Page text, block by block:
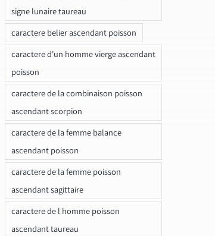
signe lunaire taureau
caractere belier ascendant poisson
caractere d'un homme vierge ascendant
poisson
caractere de la combinaison poisson
ascendant scorpion
caractere de la femme balance
ascendant poisson
caractere de la femme poisson
ascendant sagittaire
caractere de l homme poisson
ascendant taureau